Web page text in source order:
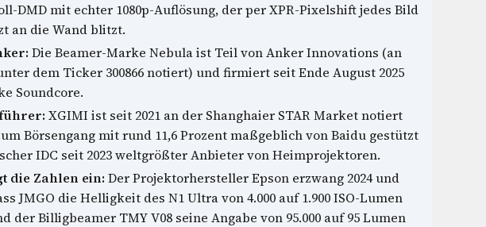
DMD mit echter 1080p-Auflösung, der per XPR-Pixelshift jedes Bild
an die Wand blitzt.
Die Beamer-Marke Nebula ist Teil von Anker Innovations (an
dem Ticker 300866 notiert) und firmiert seit Ende August 2025
Soundcore.
XGIMI ist seit 2021 an der Shanghaier STAR Market notiert
Börsengang mit rund 11,6 Prozent maßgeblich von Baidu gestützt
IDC seit 2023 weltgrößter Anbieter von Heimprojektoren.
die Zahlen ein: Der Projektorhersteller Epson erzwang 2024 und
JMGO die Helligkeit des N1 Ultra von 4.000 auf 1.900 ISO-Lumen
der Billigbeamer TMY V08 seine Angabe von 95.000 auf 95 Lumen